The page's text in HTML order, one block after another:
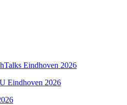
Eindhoven 2026
Eindhoven 2026